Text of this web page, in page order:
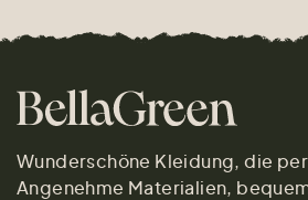
Wunderschöne Kleidung, die
Angenehme Materialien,